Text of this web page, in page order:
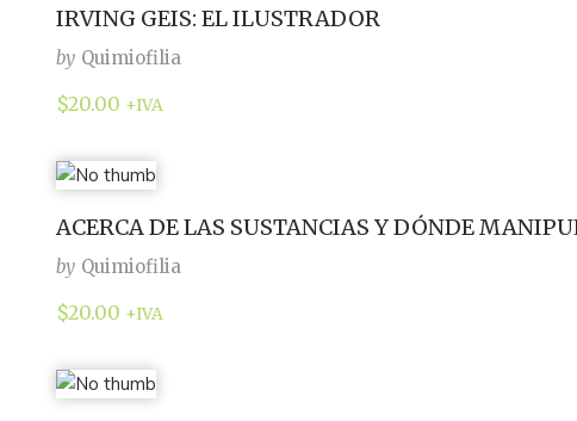
IRVING GEIS: EL ILUSTRADOR
by Quimiofilia
$20.00 +IVA
ACERCA DE LAS SUSTANCIAS Y DÓNDE
by Quimiofilia
$20.00 +IVA